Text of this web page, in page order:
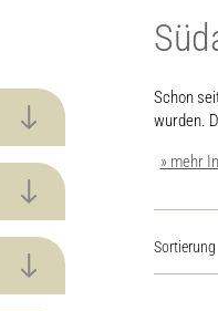
Schon
wurden.
» mehr
Sortierung